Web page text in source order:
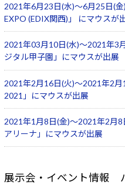
2021年6月23日(水)～6月25日(
EXPO (EDIX関西)」 にマウスが
2021年03月10日(水)～2021年3
ジタル甲子園」にマウスが出展
2021年2月16日(火)～2021年2
2021」にマウスが出展
2021年1月8日(金)～2021年2月
アリーナ」にマウスが出展
展示会・イベント情報